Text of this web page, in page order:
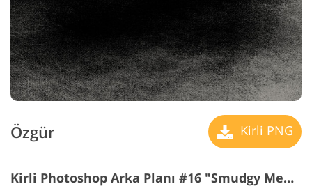
Özgür Kirli PNG
Kirli Photoshop Arka Planı #16 "Smudgy Memories"